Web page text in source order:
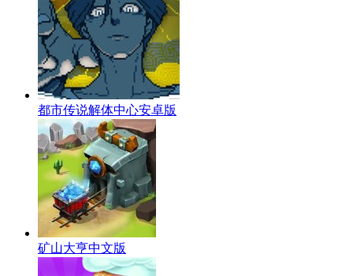
都市传说解体中心安卓版
矿山大亨中文版